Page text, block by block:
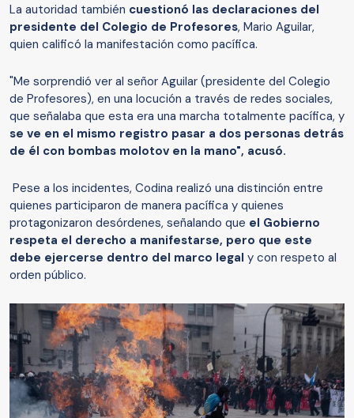
La autoridad también cuestionó las declaraciones del
presidente del Colegio de Profesores, Mario Aguilar,
quien calificó la manifestación como pacífica.
"Me sorprendió ver al señor Aguilar (presidente del Colegio
de Profesores), en una locución a través de redes sociales,
que señalaba que esta era una marcha totalmente pacífica, y
se ve en el mismo registro pasar a dos personas detrás
de él con bombas molotov en la mano", acusó.
Pese a los incidentes, Codina realizó una distinción entre
quienes participaron de manera pacífica y quienes
protagonizaron desórdenes, señalando que el Gobierno
respeta el derecho a manifestarse, pero que este
debe ejercerse dentro del marco legal y con respeto al
orden público.